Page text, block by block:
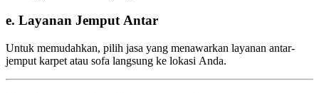
e. Layanan Jemput Antar
Untuk memudahkan, pilih jasa yang menawarkan layanan antar-
jemput karpet atau sofa langsung ke lokasi Anda.